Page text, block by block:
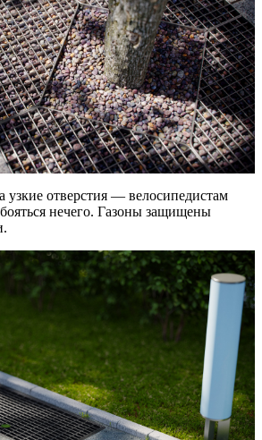
узкие отверстия — велосипедистам
нечего. Газоны защищены